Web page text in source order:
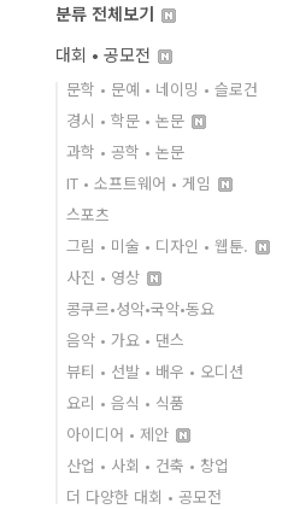
분류 전체보기
대회 • 공모전
문학 • 문예 • 네이밍 • 슬로건
경시 • 학문 • 논문
과학 • 공학 • 논문
IT • 소프트웨어 • 게임
스포츠
그림 • 미술 • 디자인 • 웹툰.
사진 • 영상
콩쿠르•성악•국악•동요
음악 • 가요 • 댄스
뷰티 • 선발 • 배우 • 오디션
요리 • 음식 • 식품
아이디어 • 제안
산업 • 사회 • 건축 • 창업
더 다양한 대회 • 공모전